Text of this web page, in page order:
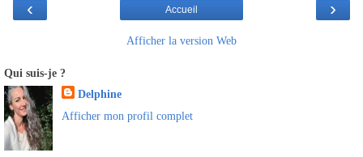
‹ ›
Accueil
Afficher la version Web
Qui suis-je ?
Delphine
Afficher mon profil complet